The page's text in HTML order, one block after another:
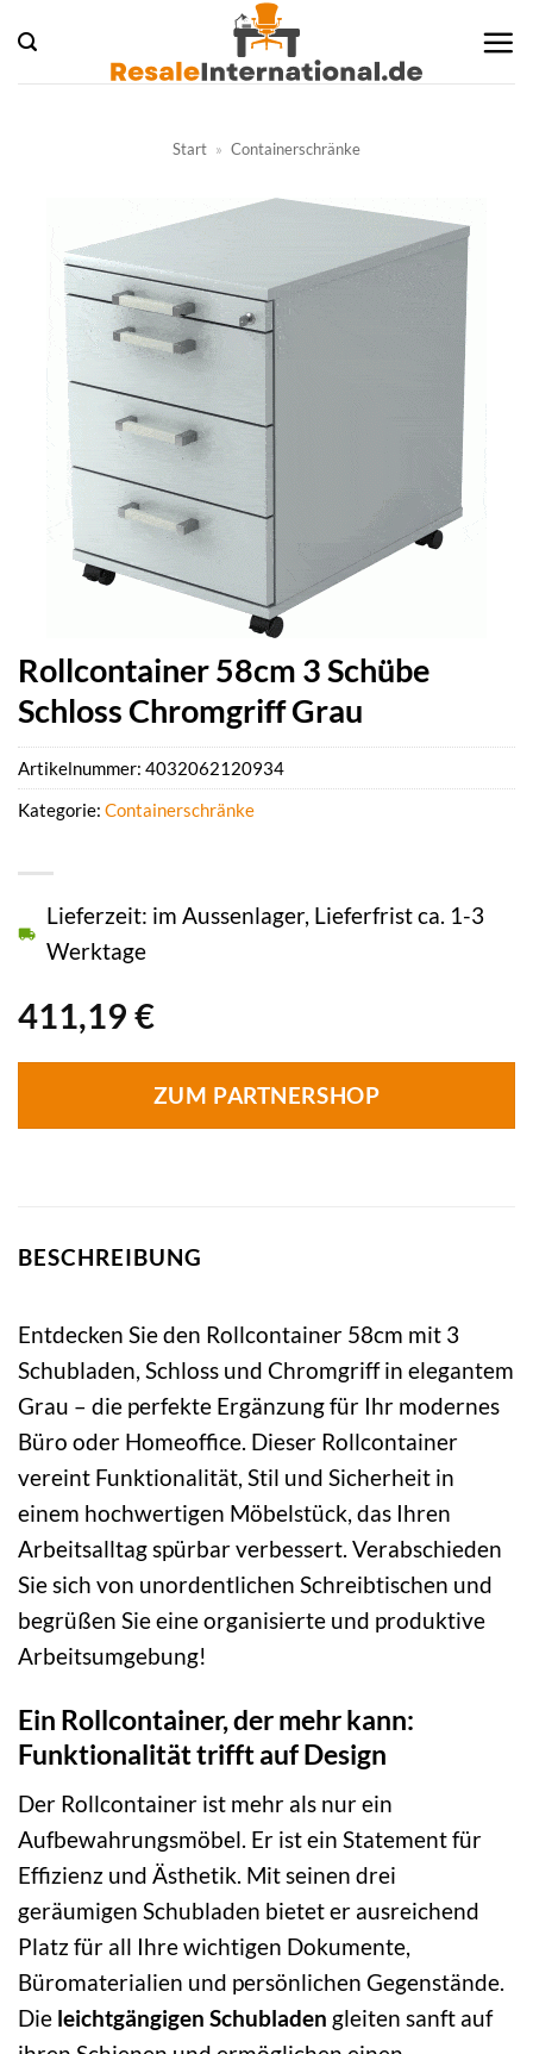
Inhalt
springen
Start » Containerschränke
Rollcontainer 58cm 3 Schübe
Schloss Chromgriff Grau
411,19 €
Lieferzeit: im Aussenlager, Lieferfrist ca. 1-3
Werktage
ZUM PARTNERSHOP
Artikelnummer: 4032062120934
Kategorie: Containerschränke
BESCHREIBUNG
Entdecken Sie den Rollcontainer 58cm mit 3
Schubladen, Schloss und Chromgriff in elegantem
Grau – die perfekte Ergänzung für Ihr modernes
Büro oder Homeoffice. Dieser Rollcontainer
vereint Funktionalität, Stil und Sicherheit in
einem hochwertigen Möbelstück, das Ihren
Arbeitsalltag spürbar verbessert. Verabschieden
Sie sich von unordentlichen Schreibtischen und
begrüßen Sie eine organisierte und produktive
Arbeitsumgebung!
Ein Rollcontainer, der mehr kann:
Funktionalität trifft auf Design
Der Rollcontainer ist mehr als nur ein
Aufbewahrungsmöbel. Er ist ein Statement für
Effizienz und Ästhetik. Mit seinen drei
geräumigen Schubladen bietet er ausreichend
Platz für all Ihre wichtigen Dokumente,
Büromaterialien und persönlichen Gegenstände.
Die leichtgängigen Schubladen gleiten sanft auf